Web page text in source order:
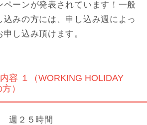
ペーンが発表されています！一般
込みの方には、申し込み週によっ
し込み頂けます。
容 １（WORKING HOLIDAY
）
週２５時間